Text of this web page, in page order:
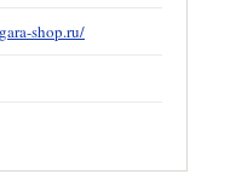
shop.ru/